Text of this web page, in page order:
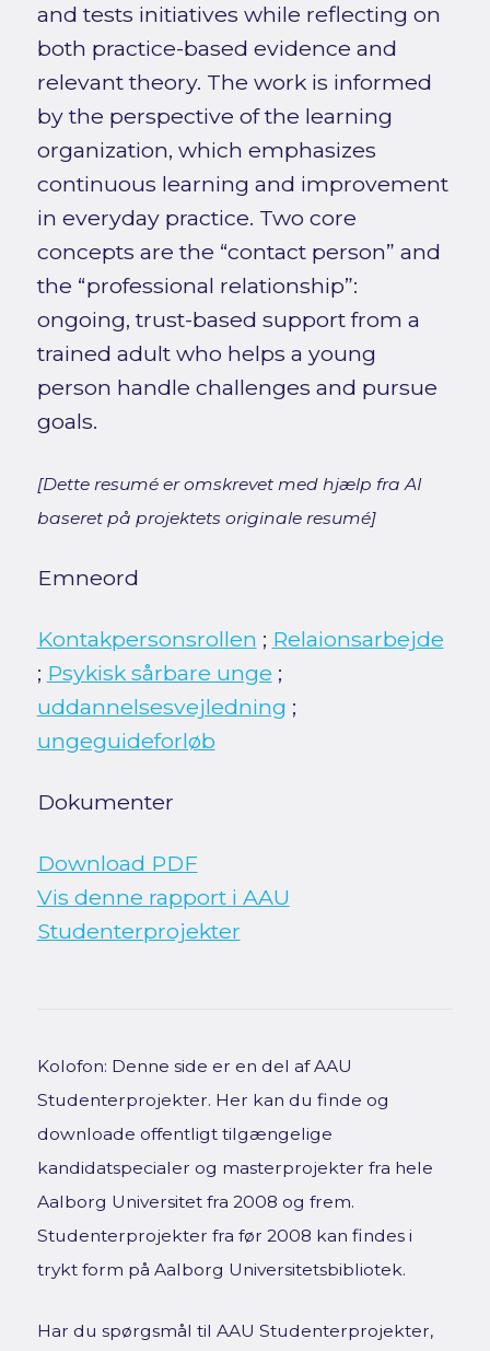
and tests initiatives while reflecting on
both practice-based evidence and
relevant theory. The work is informed
by the perspective of the learning
organization, which emphasizes
continuous learning and improvement
in everyday practice. Two core
concepts are the “contact person” and
the “professional relationship”:
ongoing, trust-based support from a
trained adult who helps a young
person handle challenges and pursue
goals.
[Dette resumé er omskrevet med hjælp fra AI
baseret på projektets originale resumé]
Emneord
Kontakpersonsrollen ; Relaionsarbejde
; Psykisk sårbare unge ;
uddannelsesvejledning ;
ungeguideforløb
Dokumenter
Download PDF
Vis denne rapport i AAU
Studenterprojekter
Kolofon: Denne side er en del af AAU
Studenterprojekter. Her kan du finde og
downloade offentligt tilgængelige
kandidatspecialer og masterprojekter fra hele
Aalborg Universitet fra 2008 og frem.
Studenterprojekter fra før 2008 kan findes i
trykt form på Aalborg Universitetsbibliotek.
Har du spørgsmål til AAU Studenterprojekter,